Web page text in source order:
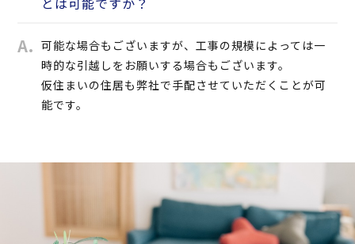
可能な場合もございますが、工事の規模によっては一
時的な引越しをお願いする場合もございます。
仮住まいの住居も弊社で手配させていただくことが可
能です。